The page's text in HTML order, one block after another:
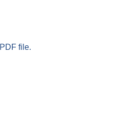
file.